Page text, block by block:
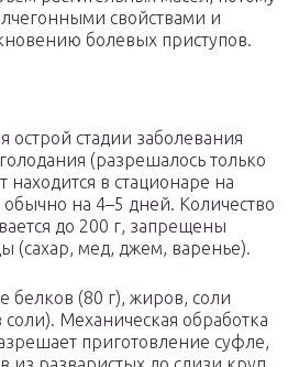
свойствами и
болевых приступов.
острой стадии заболевания
(разрешалось только
находится в стационаре на
на 4–5 дней. Количество
до 200 г, запрещены
(сахар, мед, джем, варенье).
белков (80 г), жиров, соли
соли). Механическая обработка
приготовление суфле,